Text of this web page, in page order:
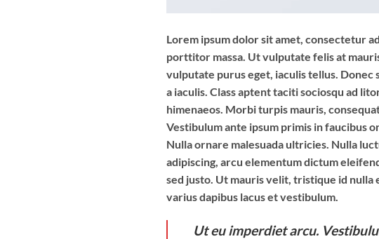
Lorem ipsum dolor sit amet, consectetur
porttitor massa. Ut vulputate felis at
vulputate purus eget, iaculis tellus.
a iaculis. Class aptent taciti sociosqu ad
himenaeos. Morbi turpis mauris,
Vestibulum ante ipsum primis in faucibus
Nulla ornare malesuada ultricies. Nulla
adipiscing, arcu elementum dictum
sed justo. Ut mauris velit, tristique id nulla
varius dapibus lacus et vestibulum.
Ut eu imperdiet arcu.